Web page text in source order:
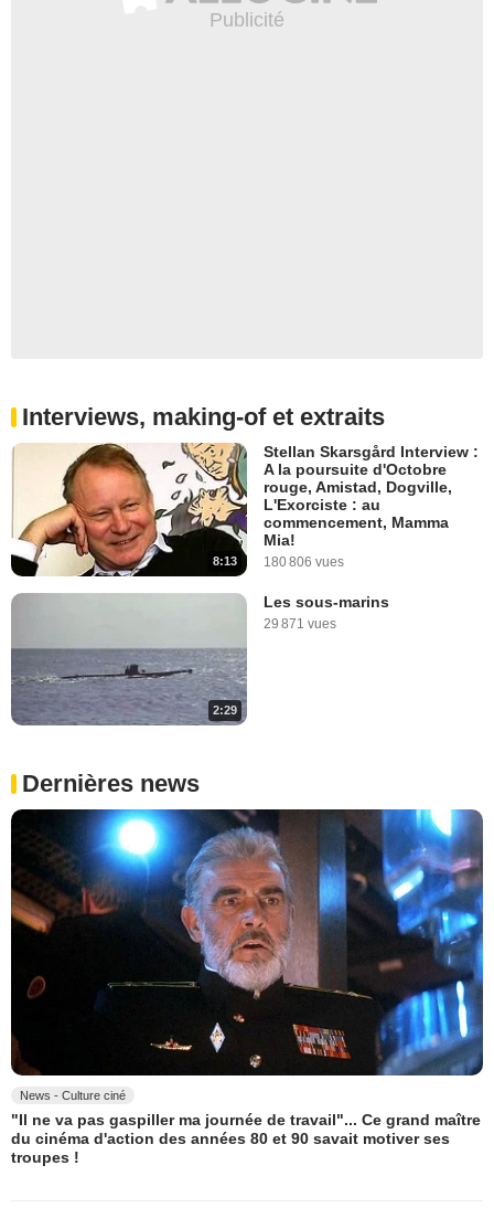
Interviews, making-of et extraits
8:13
Stellan Skarsgård Interview :
A la poursuite d'Octobre
rouge, Amistad, Dogville,
L'Exorciste : au
commencement, Mamma
Mia!
180 806 vues
2:29
Les sous-marins
29 871 vues
Dernières news
News - Culture ciné
"Il ne va pas gaspiller ma journée de travail"... Ce grand maître
du cinéma d'action des années 80 et 90 savait motiver ses
troupes !